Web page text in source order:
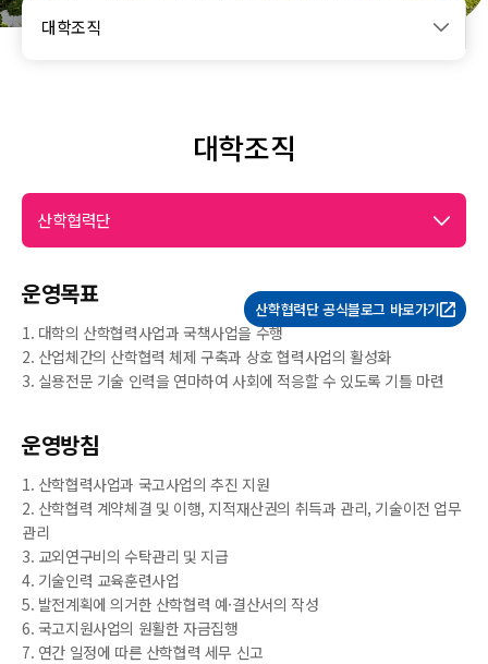
대학조직
대학조직
산학협력단
운영목표
산학협력단 공식블로그 바로가기
1. 대학의 산학협력사업과 국책사업을 수행
2. 산업체간의 산학협력 체제 구축과 상호 협력사업의 활성화
3. 실용전문 기술 인력을 연마하여 사회에 적응할 수 있도록 기틀 마련
운영방침
1. 산학협력사업과 국고사업의 추진 지원
2. 산학협력 계약체결 및 이행, 지적재산권의 취득과 관리, 기술이전 업무
관리
3. 교외연구비의 수탁관리 및 지급
4. 기술인력 교육훈련사업
5. 발전계획에 의거한 산학협력 예·결산서의 작성
6. 국고지원사업의 원활한 자금집행
7. 연간 일정에 따른 산학협력 세무 신고